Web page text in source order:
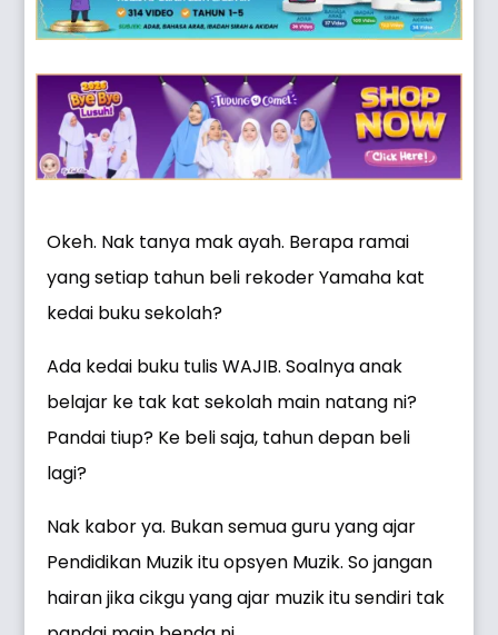
Okeh. Nak tanya mak ayah. Berapa ramai
yang setiap tahun beli rekoder Yamaha kat
kedai buku sekolah?
Ada kedai buku tulis WAJIB. Soalnya anak
belajar ke tak kat sekolah main natang ni?
Pandai tiup? Ke beli saja, tahun depan beli
lagi?
Nak kabor ya. Bukan semua guru yang ajar
Pendidikan Muzik itu opsyen Muzik. So jangan
hairan jika cikgu yang ajar muzik itu sendiri tak